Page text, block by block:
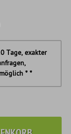
Tage, exakter
* *